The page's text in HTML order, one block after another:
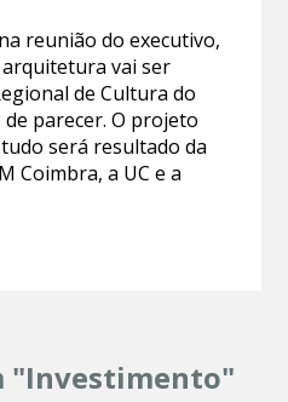
reunião do executivo,
vai ser
de Cultura do
parecer. O projeto
será resultado da
Coimbra, a UC e a
"Investimento"